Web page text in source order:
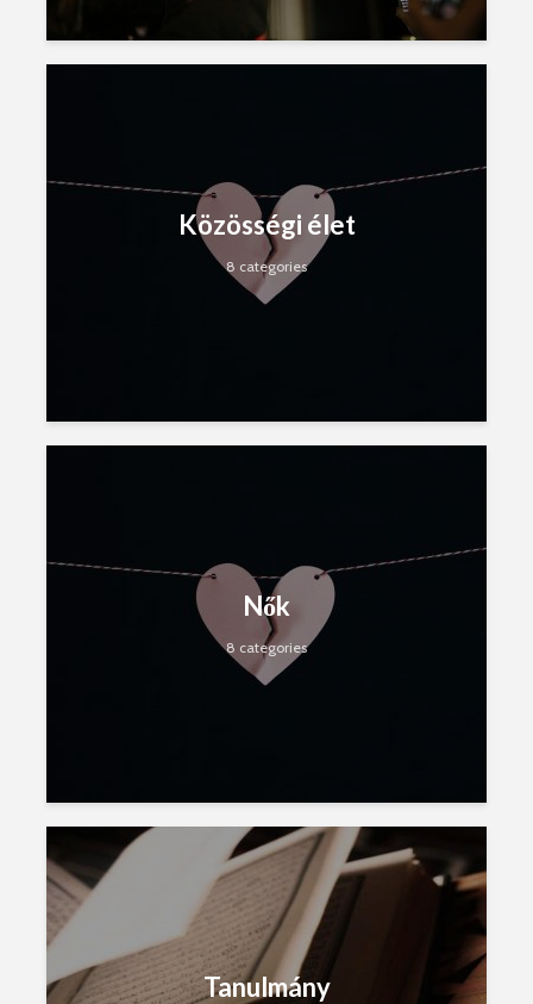
Közösségi élet
8 categories
Nők
8 categories
Tanulmány